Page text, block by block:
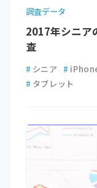
調査データ
2017年シニア
査
# シニア #
# タブレット